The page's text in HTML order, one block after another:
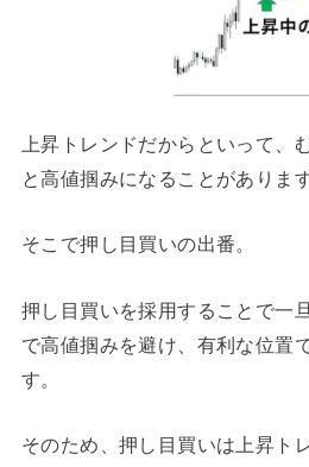
上昇トレンドだからといって、
と高値掴みになることがあります
そこで押し目買いの出番。
押し目買いを採用することで一
で高値掴みを避け、有利な位置
す。
そのため、押し目買いは上昇ト